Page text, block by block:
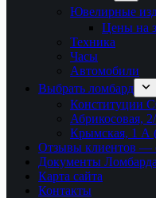
Ювелирные
Цены на
Техника
Часы
Автомобили
Выбрать ломбард
Конституции
Абрикосовая,
Крымская, 1 А
Отзывы клиентов —
Документы
Карта сайта
Контакты